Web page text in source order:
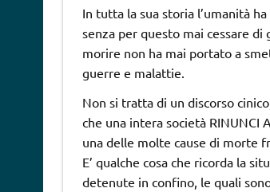
In tutta la sua storia l’umanità
senza per questo mai cessare
morire non ha mai portato a
guerre e malattie.
Non si tratta di un discorso
che una intera società RINUNCI
una delle molte cause di morte
E’ qualche cosa che ricorda la
detenute in confino, le quali